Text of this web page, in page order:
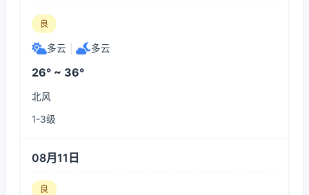
良
多云 多云
26° ~ 36°
北风
1-3级
08月11日
良